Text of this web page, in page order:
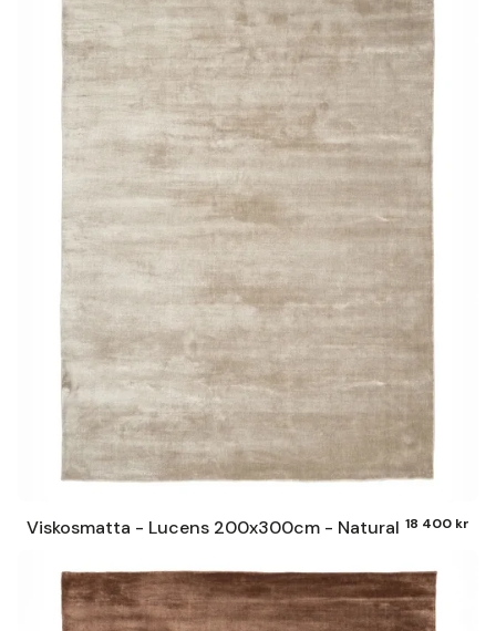
Viskosmatta - Lucens 200x300cm - Natural 18 400 kr